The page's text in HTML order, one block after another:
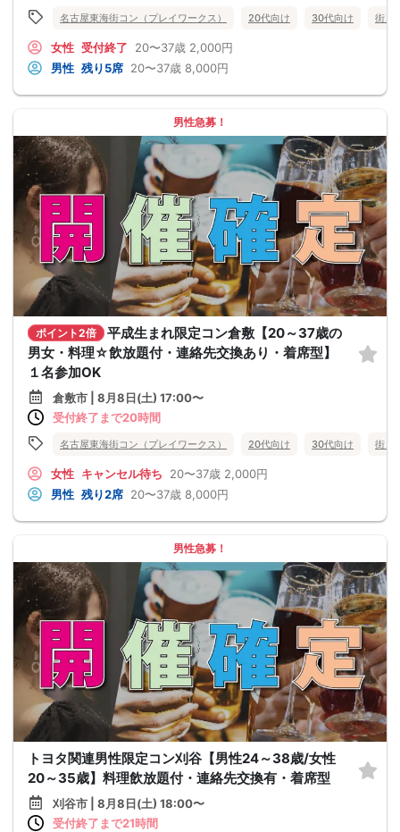
名古屋東海街コン（プレイワークス） 20代向け 30代向け 街コ
女性 受付終了 20〜37歳 2,000円
男性 残り5席 20〜37歳 8,000円
男性急募！
ポイント2倍
平成生まれ限定コン倉敷【20～37歳の
男女・料理☆飲放題付・連絡先交換あり・着席型】
１名参加OK
倉敷市 | 8月8日(土) 17:00〜
受付終了まで20時間
名古屋東海街コン（プレイワークス） 20代向け 30代向け 街コ
女性 キャンセル待ち 20〜37歳 2,000円
男性 残り2席 20〜37歳 8,000円
男性急募！
トヨタ関連男性限定コン刈谷【男性24～38歳/女性
20～35歳】料理飲放題付・連絡先交換有・着席型
刈谷市 | 8月8日(土) 18:00〜
受付終了まで21時間